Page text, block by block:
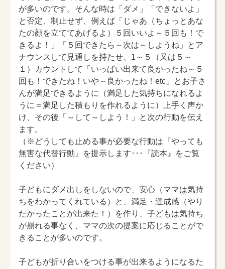
が多いのです。そんな時は「ダメ」「できないよ」
と否定、制止せず、例えば「じゃあ（ちょっとあな
たの顔を立ててあげるよ）５回いいよ～５回も！で
きるよ！」「５回できたら～次は～しようね」とア
ナウンスして見通しを持たせ、1～５（又は５～
１）カウントして「いっぱい出来て良かったね～５
回も！できたね！いや～良かったね！etc」とお子さ
んが満足できるように（満足した気持ちになれるよ
うに＝満足した積もりを作れるように）上手く声か
け、その後「～して～しよう！」と次の行動を伝え
ます。
（※どうしても止める事が必要な行動は『やっても
無害な代替行動』を提示します･･･『読本』をご覧
ください）
子どもにダメ出しをしないので、安心（ママは気持
ちをわかってくれている）と、満足・達成感（やり
たかったことが出来た！）を作り、子どもは気持ち
が崩れる事なく、ママの次の提案に応じることがで
きることが多いのです。
子どもが折り合いをつける事が出来るようになるた